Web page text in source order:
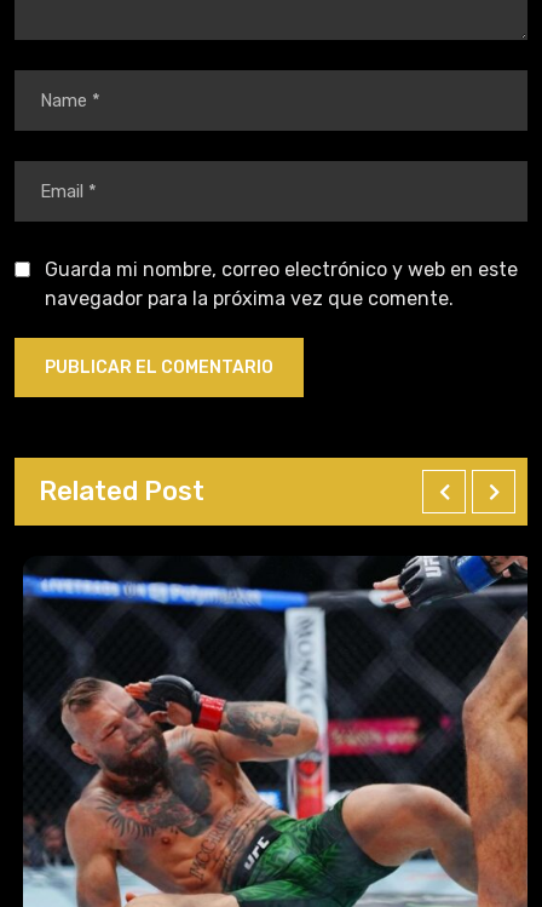
Guarda mi nombre, correo electrónico y web en este
navegador para la próxima vez que comente.
Related Post